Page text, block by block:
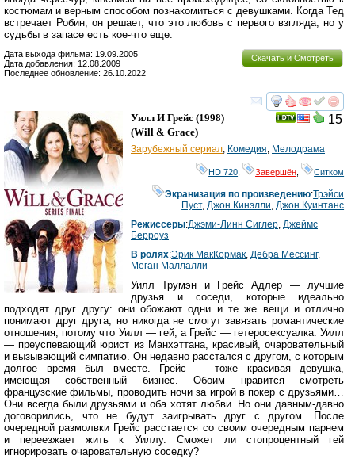
костюмам и верным способом познакомиться с девушками. Когда Тед
встречает Робин, он решает, что это любовь с первого взгляда, но у
судьбы в запасе есть кое-что еще.
Скачать и Смотреть
Дата выхода фильма: 19.09.2005
Дата добавления: 12.08.2009
Последнее обновление: 26.10.2022
смотреть
15
Уилл И Грейс (1998)
(Will & Grace)
Зарубежный сериал, Комедия, Мелодрама
HD 720 Завершён Ситком
Экранизация по произведению:Трэйси
Пуст,Джон Кинэлли,Джон Куинтанс
Режиссеры:Джэми-Линн Сиглер, Джеймс
Берроуз
В ролях:Эрик МакКормак, Дебра Мессинг,
Меган Маллалли
Уилл Трумэн и Грейс Адлер — лучшие
друзья и соседи, которые идеально
подходят друг другу: они обожают одни и те же вещи и отлично
понимают друг друга, но никогда не смогут завязать романтические
отношения, потому что Уилл — гей, а Грейс — гетеросексуалка. Уилл
— преуспевающий юрист из Манхэттана, красивый, очаровательный
и вызывающий симпатию. Он недавно расстался с другом, с которым
долгое время был вместе. Грейс — тоже красивая девушка,
имеющая собственный бизнес. Обоим нравится смотреть
французские фильмы, проводить ночи за игрой в покер с друзьями…
Они всегда были друзьями и оба хотят любви. Но они давным-давно
договорились, что не будут заигрывать друг с другом. После
очередной размолвки Грейс расстается со своим очередным парнем
и переезжает жить к Уиллу. Сможет ли стопроцентный гей
игнорировать очаровательную соседку?